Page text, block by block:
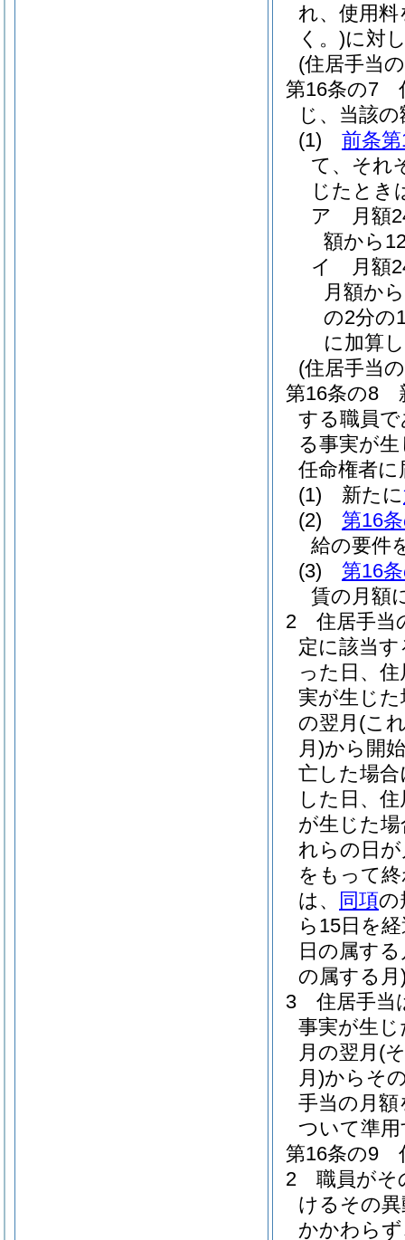
れ、使用
く。)に対
(住居手当
第16条の7
じ、当該
(1)
前条
て、それ
じたとき
ア
月額
額から
イ
月額
月額か
の2分の
に加算
(住居手当
第16条の8
する職員
る事実が
任命権者
(1)
新たに
(2)
第16
給の要件
(3)
第16
賃の月額
2
住居手当
定に該当
った日、
実が生じ
の翌月 (こ
月)から開
亡した場
した日、
が生じた
れらの日
をもって
は、
同項の
ら15日を
日の属す
の属する月
3
住居手当
事実が生
月の翌月 (
月)からそ
手当の月
ついて準
第16条の9
2
職員がそ
けるその
かかわら